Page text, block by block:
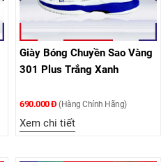
Giày Bóng Chuyền Sao Vàng
301 Plus Trắng Xanh
690.000 Đ (Hàng Chính Hãng)
Xem chi tiết